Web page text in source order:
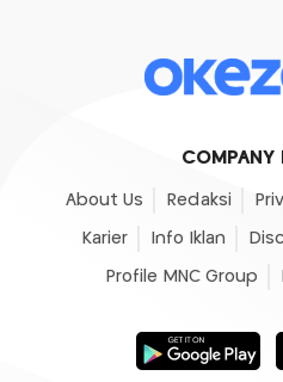
COMPANY
About Us Redaksi
Karier Info Iklan
Profile MNC Group